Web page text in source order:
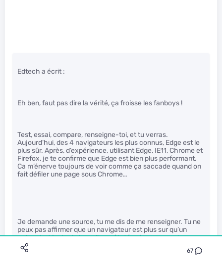
67
Edtech a écrit :
Eh ben, faut pas dire la vérité, ça froisse les fanboys !
Test, essai, compare, renseigne-toi, et tu verras.
Aujourd’hui, des 4 navigateurs les plus connus, Edge est le
plus sûr. Après, d’expérience, utilisant Edge, IE11, Chrome et
Firefox, je te confirme que Edge est bien plus performant.
Ca m’énerve toujours de voir comme ça saccade quand on
fait défiler une page sous Chrome…
Je demande une source, tu me dis de me renseigner. Tu ne
peux pas affirmer que un navigateur est plus sur qu’un
autre c’est juste de la malhonnêteté qui repose sur les
arguments commerciaux de MS.